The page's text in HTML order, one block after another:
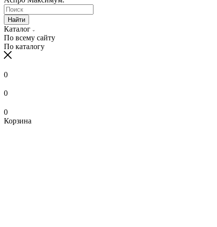
Найти
Каталог
По всему сайту
По каталогу
0
0
0
Корзина